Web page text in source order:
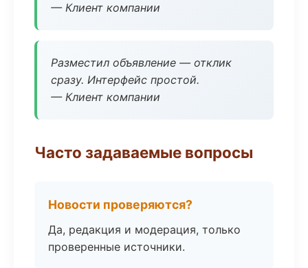
— Клиент компании
Разместил объявление — отклик
сразу. Интерфейс простой.
— Клиент компании
Часто задаваемые вопросы
Новости проверяются?
Да, редакция и модерация, только
проверенные источники.